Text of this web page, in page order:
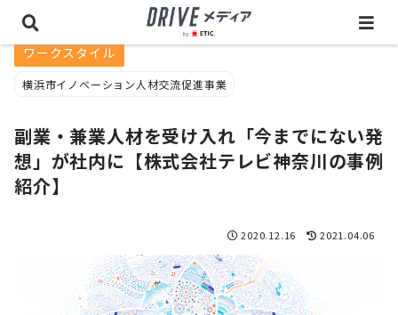
ワークスタイル
横浜市イノベーション人材交流促進事業
副業・兼業人材を受け入れ「今までにない発
想」が社内に【株式会社テレビ神奈川の事例
紹介】
2020.12.16 2021.04.06